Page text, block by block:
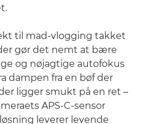
til mad-vlogging takket
gør det nemt at bære
og nøjagtige autofokus
dampen fra en bøf der
ligger smukt på en ret –
APS-C-sensor
leverer levende